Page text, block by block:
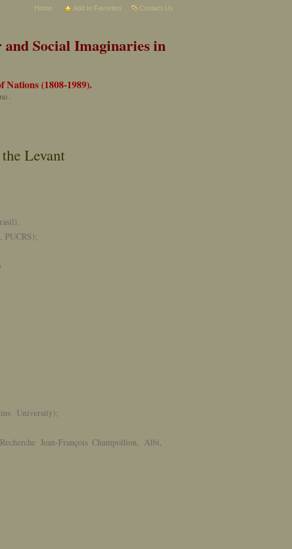
Home Add to Favorites Contact Us
Social Imaginaries in
(1808-1989).
.
Levant
PUCRS);
University);
Jean-François Champollion, Albi,